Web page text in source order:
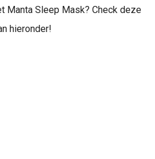
Manta Sleep Mask? Check deze
hieronder!